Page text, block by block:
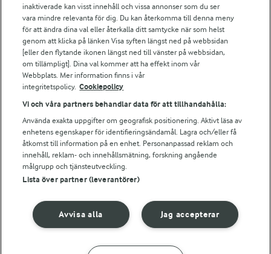
Arla webbshop
Bildbank
Följ oss
© 2026 Arla Foods
Integritetspolicy
inaktiverade kan visst innehåll och vissa annonser som du ser
vara mindre relevanta för dig. Du kan återkomma till denna meny
för att ändra dina val eller återkalla ditt samtycke när som helst
genom att klicka på länken Visa syften längst ned på webbsidan
[eller den flytande ikonen längst ned till vänster på webbsidan,
om tillämpligt]. Dina val kommer att ha effekt inom vår
Webbplats. Mer information finns i vår
integritetspolicy. Cookiepolicy
Vi och våra partners behandlar data för att tillhandahålla:
Använda exakta uppgifter om geografisk positionering. Aktivt läsa av
enhetens egenskaper för identifieringsändamål. Lagra och/eller få
åtkomst till information på en enhet. Personanpassad reklam och
innehåll, reklam- och innehållsmätning, forskning angående
målgrupp och tjänsteutveckling.
Lista över partner (leverantörer)
Jag accepterar
Avvisa alla